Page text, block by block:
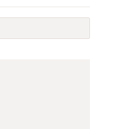
根拠資料とはできませ
依頼することもあり、物件
れらコストと、増額を受け
ことになります。 まずは、